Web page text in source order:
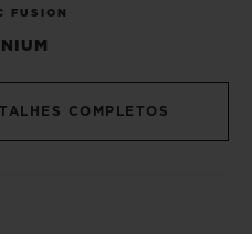
FUSION
COMPLETOS